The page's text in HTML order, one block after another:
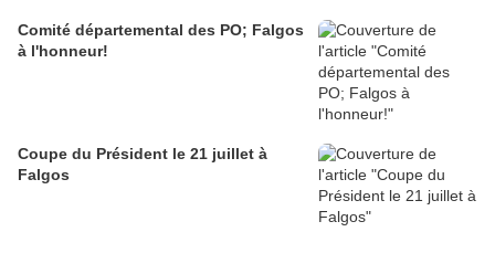
Comité départemental des PO; Falgos
à l'honneur!
Coupe du Président le 21 juillet à
Falgos